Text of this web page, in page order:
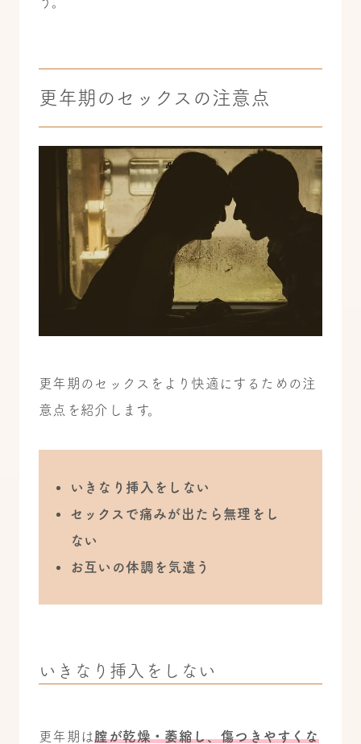
更年期のセックスの注意点
更年期のセックスをより快適にするための注
意点を紹介します。
いきなり挿入をしない
セックスで痛みが出たら無理をし
ない
お互いの体調を気遣う
いきなり挿入をしない
更年期は膣が乾燥・萎縮し、傷つきやすくな